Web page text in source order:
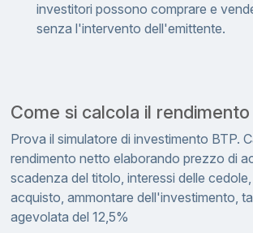
investitori possono comprare e
senza l'intervento dell'emittente.
Come si calcola il rendimento
Prova il simulatore di investimento BTP.
rendimento netto elaborando prezzo di
scadenza del titolo, interessi delle
acquisto, ammontare dell'investimento,
agevolata del 12,5%